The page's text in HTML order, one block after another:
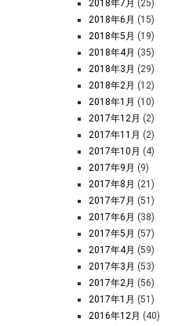
2018年7月 (25)
2018年6月 (15)
2018年5月 (19)
2018年4月 (35)
2018年3月 (29)
2018年2月 (12)
2018年1月 (10)
2017年12月 (2)
2017年11月 (2)
2017年10月 (4)
2017年9月 (9)
2017年8月 (21)
2017年7月 (51)
2017年6月 (38)
2017年5月 (57)
2017年4月 (59)
2017年3月 (53)
2017年2月 (56)
2017年1月 (51)
2016年12月 (40)